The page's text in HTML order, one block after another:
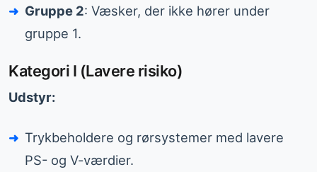
Gruppe 2: Væsker, der ikke hører under
gruppe 1.
Kategori I (Lavere risiko)
Udstyr:
Trykbeholdere og rørsystemer med lavere
PS- og V-værdier.